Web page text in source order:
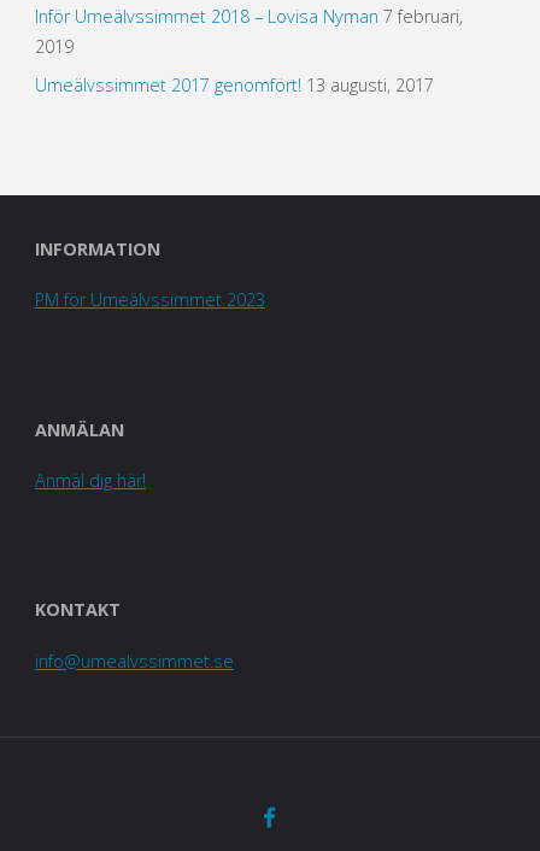
Inför Umeälvssimmet 2018 – Lovisa Nyman 7 februari,
2019
Umeälvssimmet 2017 genomfört! 13 augusti, 2017
INFORMATION
PM för Umeälvssimmet 2023
ANMÄLAN
Anmäl dig här!
KONTAKT
info@umealvssimmet.se